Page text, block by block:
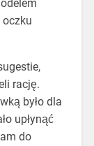
rację.
było dla
upłynąć
do